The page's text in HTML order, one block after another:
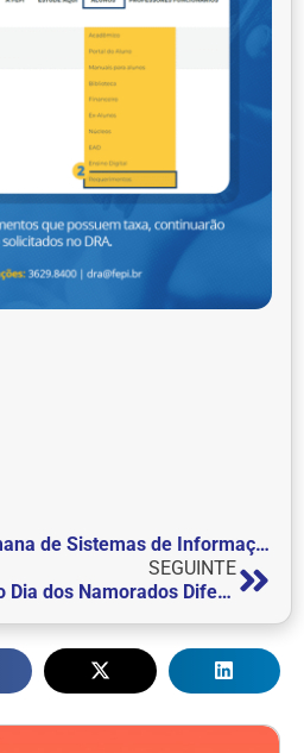
FEPI promove Semana de Sistemas de Informação e Tecnologia em Análise e Desenvolvimento de Sistemas, de 17 a 19 de maio de 2022
SEGUINTE
Vem aí, a XIX Edição do Dia dos Namorados Diferente: “Amores Modernos”